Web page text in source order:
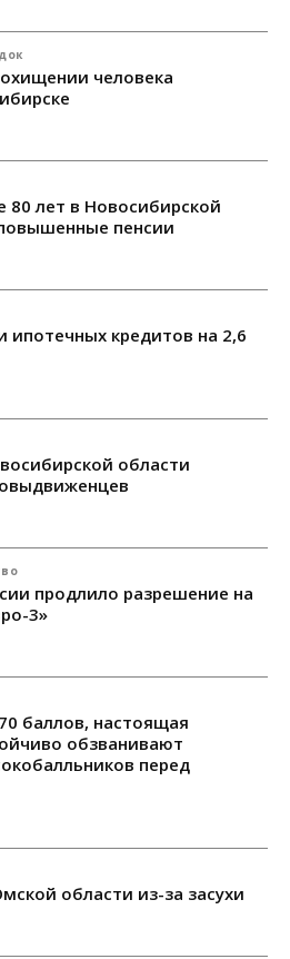
человека
80 лет в Новосибирской
пенсии
ипотечных кредитов на 2,6
области
продлило разрешение на
3»
баллов, настоящая
обзванивают
перед
области из-за засухи